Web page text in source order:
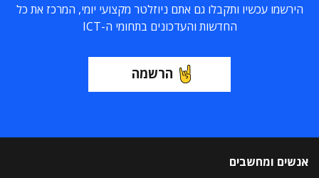
הירשמו עכשיו ותקבלו גם אתם ניוזלטר מקצועי יומי, המרכז את כל
החדשות והעדכונים בתחומי ה-ICT
הרשמה
אנשים ומחשבים